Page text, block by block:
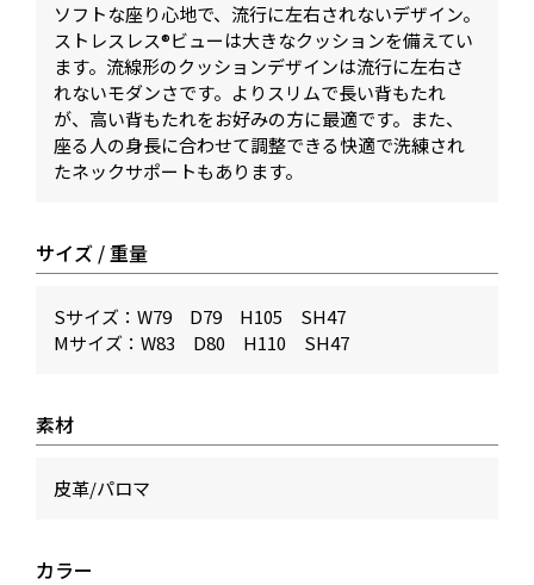
ソフトな座り心地で、流行に左右されないデザイン。
ストレスレス®ビューは大きなクッションを備えてい
ます。流線形のクッションデザインは流行に左右さ
れないモダンさです。よりスリムで長い背もたれ
が、高い背もたれをお好みの方に最適です。また、
座る人の身長に合わせて調整できる快適で洗練され
たネックサポートもあります。
サイズ / 重量
Sサイズ：W79 D79 H105 SH47
Mサイズ：W83 D80 H110 SH47
素材
皮革/パロマ
カラー